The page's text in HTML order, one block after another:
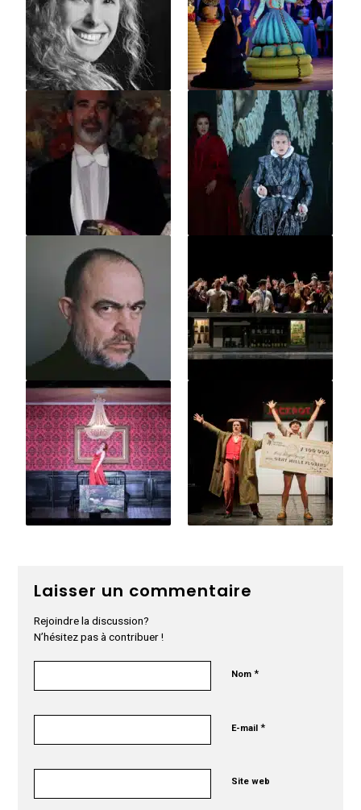
Laisser un commentaire
Rejoindre la discussion?
N’hésitez pas à contribuer !
Nom*
E-mail*
Site web